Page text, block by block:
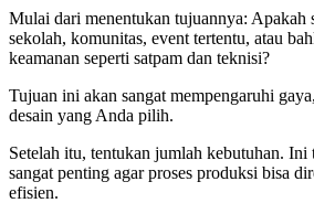
Mulai dari menentukan tujuannya: Apakah
sekolah, komunitas, event tertentu, atau
keamanan seperti satpam dan teknisi?
Tujuan ini akan sangat mempengaruhi
desain yang Anda pilih.
Setelah itu, tentukan jumlah kebutuhan. Ini
sangat penting agar proses produksi bisa
efisien.